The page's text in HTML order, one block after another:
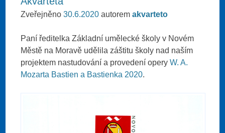
Zveřejněno30.6.2020 autoremakvarteto
Paní ředitelka Základní umělecké školy v Novém
Městě na Moravě udělila záštitu školy nad naším
projektem nastudování a provedení operyW. A.
Mozarta Bastien a Bastienka 2020.